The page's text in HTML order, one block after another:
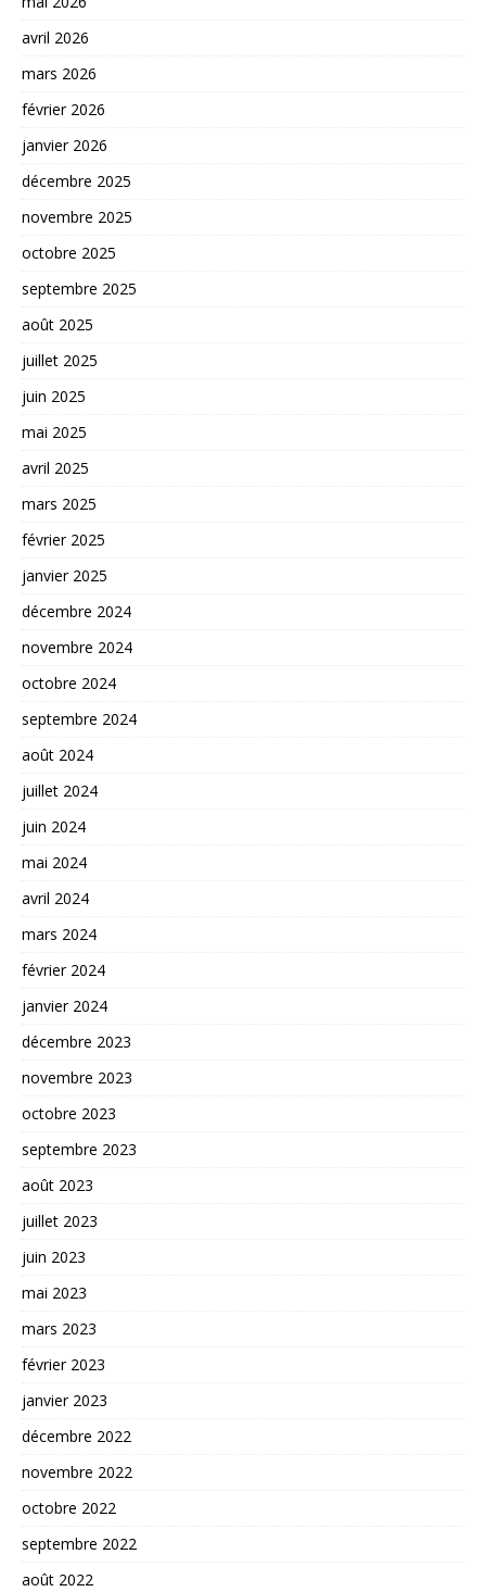
avril 2026
mars 2026
février 2026
janvier 2026
décembre 2025
novembre 2025
octobre 2025
septembre 2025
août 2025
juillet 2025
juin 2025
mai 2025
avril 2025
mars 2025
février 2025
janvier 2025
décembre 2024
novembre 2024
octobre 2024
septembre 2024
août 2024
juillet 2024
juin 2024
mai 2024
avril 2024
mars 2024
février 2024
janvier 2024
décembre 2023
novembre 2023
octobre 2023
septembre 2023
août 2023
juillet 2023
juin 2023
mai 2023
mars 2023
février 2023
janvier 2023
décembre 2022
novembre 2022
octobre 2022
septembre 2022
août 2022